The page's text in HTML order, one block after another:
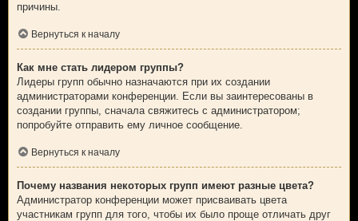
причины.
Вернуться к началу
Как мне стать лидером группы?
Лидеры групп обычно назначаются при их создании
администраторами конференции. Если вы заинтересованы в
создании группы, сначала свяжитесь с администратором;
попробуйте отправить ему личное сообщение.
Вернуться к началу
Почему названия некоторых групп имеют разные цвета?
Администратор конференции может присваивать цвета
участникам групп для того, чтобы их было проще отличать друг